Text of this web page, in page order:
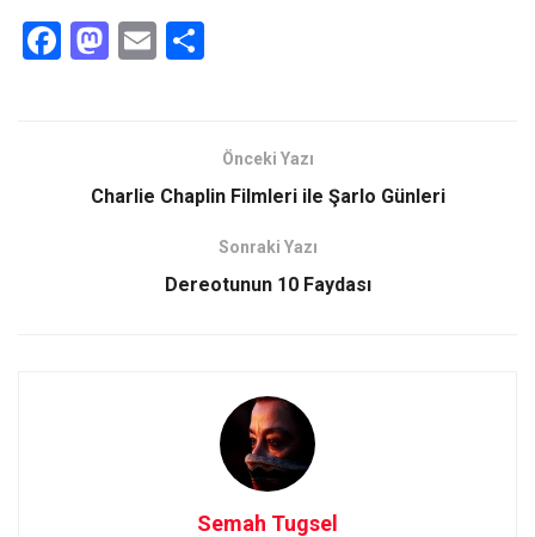
F
M
d
E
Önceki Yazı
Charlie Chaplin Filmleri ile Şarlo Günleri
Sonraki Yazı
Dereotunun 10 Faydası
Semah Tugsel